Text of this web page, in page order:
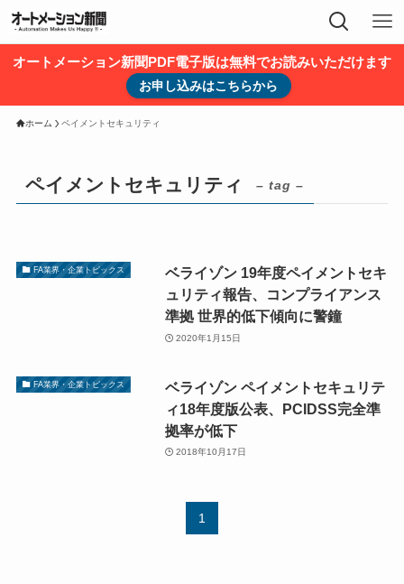
オートメーション新聞PDF電子版は無料でお読みいただけます
お申し込みはこちらから
ホーム ペイメントセキュリティ
ペイメントセキュリティ – tag –
FA業界・企業トピックス
ベライゾン 19年度ペイメントセキ
ュリティ報告、コンプライアンス
準拠 世界的低下傾向に警鐘
2020年1月15日
FA業界・企業トピックス
ベライゾン ペイメントセキュリテ
ィ18年度版公表、PCIDSS完全準
拠率が低下
2018年10月17日
1